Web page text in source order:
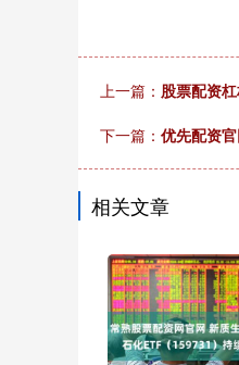
上一篇： 股票配资
下一篇： 优先配资
相关文章